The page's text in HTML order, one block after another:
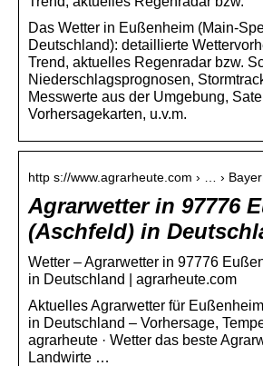
Das Wetter in Eußenheim (Main-
Deutschland): detaillierte
Trend, aktuelles Regenradar bzw.
Niederschlagsprognosen,
Messwerte aus der Umgebung,
Vorhersagekarten, u.v.m.
http s://www.agrarheute.com › … ›
Agrarwetter in 97776
(Aschfeld) in
Wetter – Agrarwetter in 97776
in Deutschland | agrarheute.com
Aktuelles Agrarwetter für
in Deutschland – Vorhersage,
agrarheute · Wetter das beste
Landwirte …